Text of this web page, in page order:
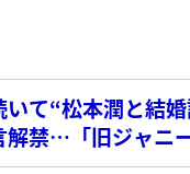
いて“松本潤と結
解禁…「旧ジャニ
変